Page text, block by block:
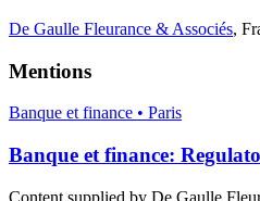
De Gaulle Fleurance & Associés,
Mentions
Banque et finance • Paris
Banque et finance:
Content supplied by De Gaulle